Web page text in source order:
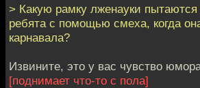
> Какую рамку лженауки
ребята с помощью смеха, когда
карнавала?
Извините, это у вас чувство
[поднимает что-то с пола]